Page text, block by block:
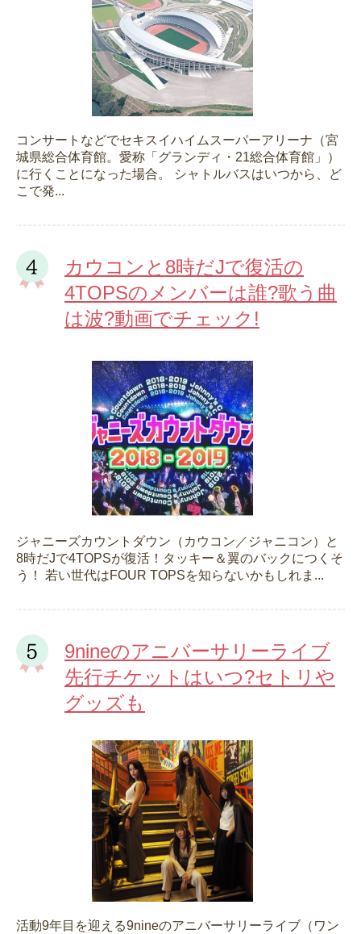
コンサートなどでセキスイハイムスーパーアリーナ（宮
城県総合体育館。愛称「グランディ・21総合体育館」）
に行くことになった場合。 シャトルバスはいつから、ど
こで発...
カウコンと8時だJで復活の
4TOPSのメンバーは誰?歌う曲
は波?動画でチェック!
ジャニーズカウントダウン（カウコン／ジャニコン）と
8時だJで4TOPSが復活！タッキー＆翼のバックにつくそ
う！ 若い世代はFOUR TOPSを知らないかもしれま...
9nineのアニバーサリーライブ
先行チケットはいつ?セトリや
グッズも
活動9年目を迎える9nineのアニバーサリーライブ（ワン